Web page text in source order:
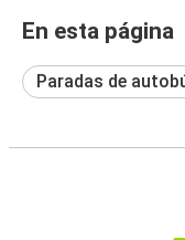
En esta página
Paradas de